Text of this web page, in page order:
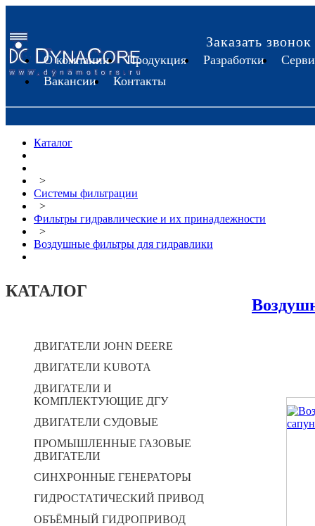
Заказать звонок
О компании Продукция Разработки
Вакансии
Контакты
Каталог
>
Системы фильтрации
>
Фильтры гидравлические и их принадлежности
>
Воздушные фильтры для гидравлики
КАТАЛОГ
ДВИГАТЕЛИ JOHN DEERE
ДВИГАТЕЛИ KUBOTA
ДВИГАТЕЛИ И
КОМПЛЕКТУЮЩИЕ ДГУ
ДВИГАТЕЛИ СУДОВЫЕ
ПРОМЫШЛЕННЫЕ ГАЗОВЫЕ
ДВИГАТЕЛИ
СИНХРОННЫЕ ГЕНЕРАТОРЫ
ГИДРОСТАТИЧЕСКИЙ ПРИВОД
ОБЪЁМНЫЙ ГИДРОПРИВОД